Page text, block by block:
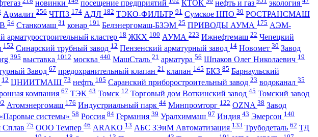
новинки посещение предприятий КТОК нефть и газ экология
Армалит 256 ЧТПЗ 174 АДЛ 182 ТЭКО-ФИЛЬТР 91 Сумское НПО 30 РОСТРАНСМАШ
54 Станкомаш 31 конар 191 Белэнергомаш-БЗЭМ 25 ПРИВОДЫ АУМА 175 АЭМ-
арматуростроительный кластер 18 ЖКХ 100 АУМА 223 Ижнефтемаш 22 Чепецкий
152 Синарский трубный завод 12 Пензенский арматурный завод 14 Новомет 30 Завод
395 выставка 1012 москва 440 МашСталь 21 арматура 56 Шпаков Олег Николаевич 19
Завод 67 предохранительный клапан 21 клапан 145 БКЗ 85 Барнаульский
12 ЦНИИТМАШ 73 нефть 105 Саранский приборостроительный завод 23 водоканал 35
компания 67 ТЭК 43 Томск 12 Торговый дом Воткинский завод 45 Томский завод
Атомэнергомаш 176 Индустриальный парк 44 Минпромторг 122 OZNA 38 Завод
системы» 58 Россия 84 Германия 39 Уралхиммаш 97 Индия 43 Эмерсон 140
Сплав 75 ООО Темпер 46 ARAKO 13 АБС ЗЭиМ Автоматизация 133 Трубодеталь 62 ТД